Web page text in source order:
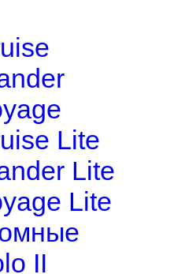
Lite
Lite
Lite
II